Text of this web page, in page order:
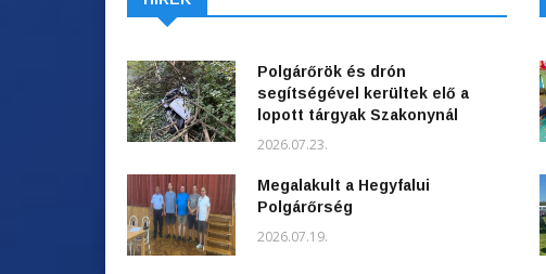
Polgárőrök és drón
segítségével kerültek elő a
lopott tárgyak Szakonynál
2026.07.23.
Megalakult a Hegyfalui
Polgárőrség
2026.07.19.